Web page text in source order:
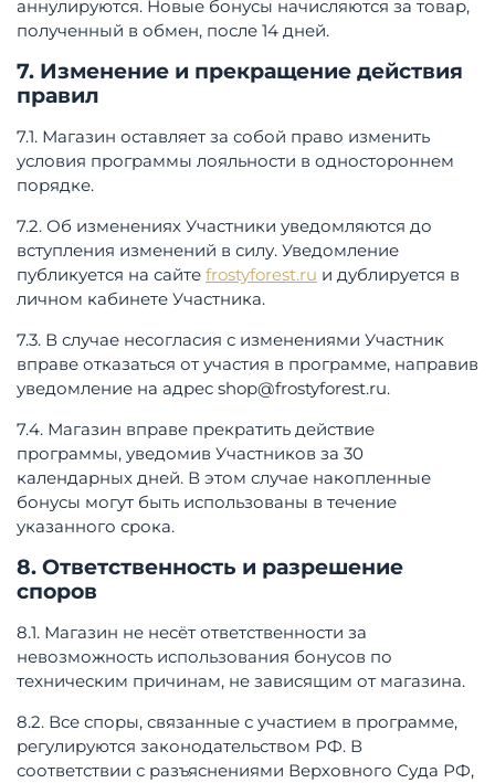
аннулируются. Новые бонусы начисляются за товар,
полученный в обмен, после 14 дней.
7. Изменение и прекращение действия
правил
7.1. Магазин оставляет за собой право изменить
условия программы лояльности в одностороннем
порядке.
7.2. Об изменениях Участники уведомляются до
вступления изменений в силу. Уведомление
публикуется на сайте frostyforest.ru и дублируется в
личном кабинете Участника.
7.3. В случае несогласия с изменениями Участник
вправе отказаться от участия в программе, направив
уведомление на адрес shop@frostyforest.ru.
7.4. Магазин вправе прекратить действие
программы, уведомив Участников за 30
календарных дней. В этом случае накопленные
бонусы могут быть использованы в течение
указанного срока.
8. Ответственность и разрешение
споров
8.1. Магазин не несёт ответственности за
невозможность использования бонусов по
техническим причинам, не зависящим от магазина.
8.2. Все споры, связанные с участием в программе,
регулируются законодательством РФ. В
соответствии с разъяснениями Верховного Суда РФ,